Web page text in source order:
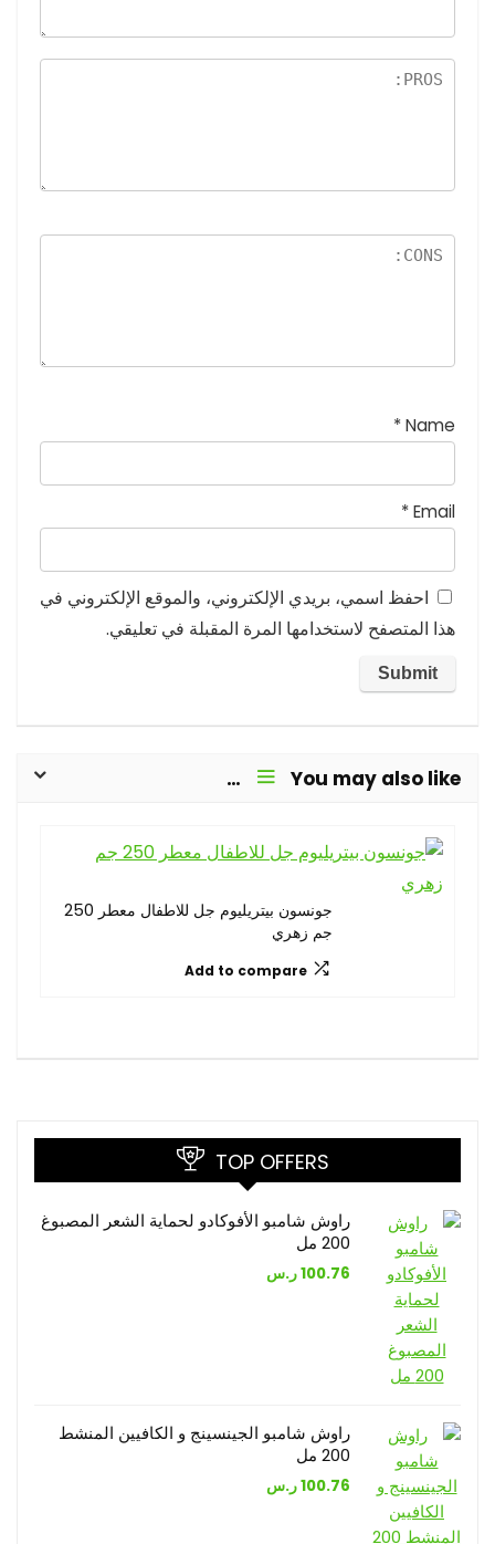
نج
Name
*
Email
*
احفظ اسمي، بريدي الإلكتروني، والموقع الإلكتروني في
هذا المتصفح لاستخدامها المرة المقبلة في تعليقي.
You may also like…
جونسون بيتريليوم جل للاطفال معطر 250
جم زهري
Add to compare
TOP OFFERS
راوش شامبو الأفوكادو لحماية الشعر المصبوغ
200 مل
100.76ر.س
راوش شامبو الجينسينج و الكافيين المنشط
200 مل
100.76ر.س